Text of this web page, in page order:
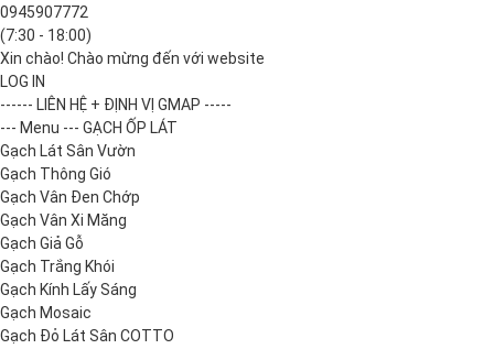
0945907772
(7:30 - 18:00)
Xin chào! Chào mừng đến với website
LOG IN
------ LIÊN HỆ + ĐỊNH VỊ GMAP -----
--- Menu --- GẠCH ỐP LÁT
Gạch Lát Sân Vườn
Gạch Thông Gió
Gạch Vân Đen Chớp
Gạch Vân Xi Măng
Gạch Giả Gỗ
Gạch Trắng Khói
Gạch Kính Lấy Sáng
Gạch Mosaic
Gạch Đỏ Lát Sân COTTO